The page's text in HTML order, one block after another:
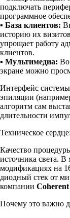
подключать
программное
▪ База клиентов:
историю их
упрощает работу
клиентов.
▪ Мультимедиа: Во
экране можно
Интерфейс
эпиляции
алгоритм сам
длительности
Техническое
Качество
источника света. В
модификациях на
диодный стек от
компании Coherent
Почему это важно